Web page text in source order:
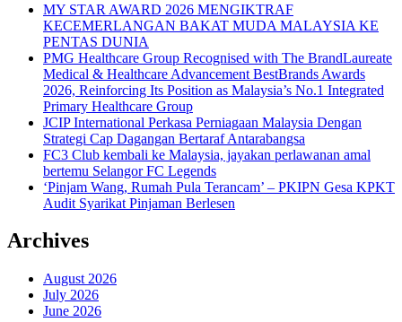
MY STAR AWARD 2026 MENGIKTRAF
KECEMERLANGAN BAKAT MUDA MALAYSIA KE
PENTAS DUNIA
PMG Healthcare Group Recognised with The BrandLaureate
Medical & Healthcare Advancement BestBrands Awards
2026, Reinforcing Its Position as Malaysia’s No.1 Integrated
Primary Healthcare Group
JCIP International Perkasa Perniagaan Malaysia Dengan
Strategi Cap Dagangan Bertaraf Antarabangsa
FC3 Club kembali ke Malaysia, jayakan perlawanan amal
bertemu Selangor FC Legends
‘Pinjam Wang, Rumah Pula Terancam’ – PKIPN Gesa KPKT
Audit Syarikat Pinjaman Berlesen
Archives
August 2026
July 2026
June 2026